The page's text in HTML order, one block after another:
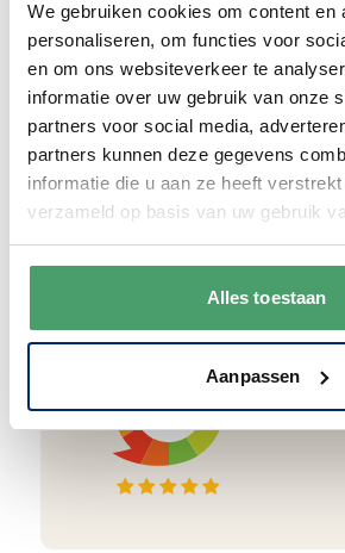
We gebruiken cookies om content en
personaliseren, om functies voor
en om ons websiteverkeer te
informatie over uw gebruik van onze
partners voor social media,
partners kunnen deze gegevens
informatie die u aan ze heeft
verzameld op basis van uw gebruik
Alles toestaan
Aanpassen
en duurzaam met
papier.Vanaf € 55,- wordt
ook nog eens helemaal
Goede
We krijgen een goede
klanten. 9+